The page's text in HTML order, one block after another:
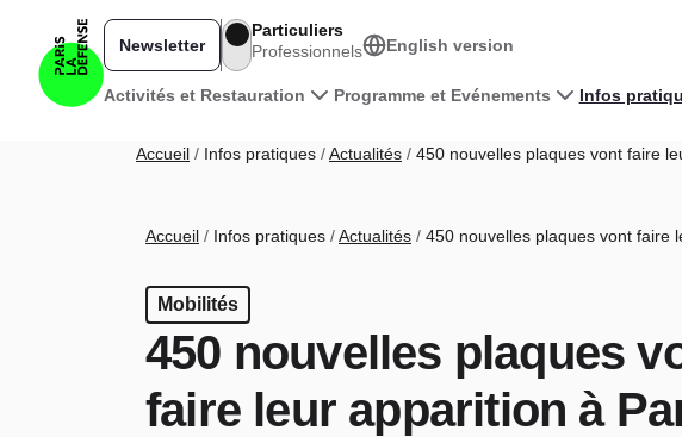
Navigation principale
Activités et Restauration Programme et Evénements Infos
Newsletter
Particuliers
Professionnels
English version
Fil d'Ariane
Accueil Infos pratiques Actualités 450 nouvelles plaques vont faire
Fil d'Ariane
Accueil Infos pratiques Actualités 450 nouvelles plaques vont faire
Mobilités
450 nouvelles plaques
faire leur apparition à